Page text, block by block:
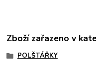
Zboží zařazeno v
POLŠTÁŘKY